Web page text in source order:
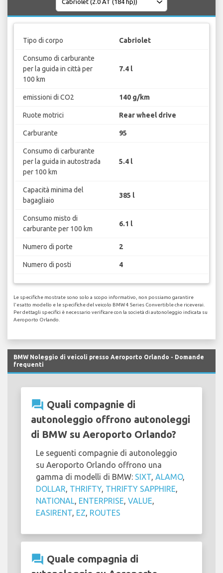
Tipo di corpo Cabriolet
Consumo di carburante
per la guida in città per
100 km
7.4 l
emissioni di CO2 140 g/km
Ruote motrici Rear wheel drive
Carburante 95
Consumo di carburante
per la guida in autostrada
per 100 km
5.4 l
Capacità minima del
bagagliaio
385 l
Consumo misto di
carburante per 100 km
6.1 l
Numero di porte 2
Numero di posti 4
Le specifiche mostrate sono solo a scopo informativo, non possiamo garantire
l'esatto modello e le specifiche del veicolo BMW 4 Series Convertible che riceverai.
Per dettagli specifici è necessario verificare con la società di autonoleggio indicata su
Aeroporto Orlando.
BMW Noleggio di veicoli presso Aeroporto Orlando - Domande
frequenti
question_answer Quali compagnie di
autonoleggio offrono autonoleggi
di BMW su Aeroporto Orlando?
Le seguenti compagnie di autonoleggio
su Aeroporto Orlando offrono una
gamma di modelli di BMW: SIXT ALAMO,
DOLLAR THRIFTY, THRIFTY SAPPHIRE
NATIONAL
ENTERPRISE VALUE
EASIRENT EZ ROUTES
question_answer Quale compagnia di